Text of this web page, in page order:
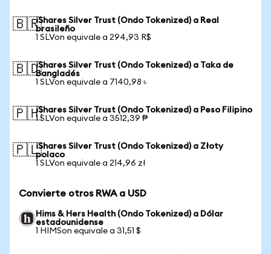
🇧🇷iShares Silver Trust (Ondo Tokenized) a Real
brasileño
1 SLVon equivale a 294,93 R$
🇧🇩iShares Silver Trust (Ondo Tokenized) a Taka de
Bangladés
1 SLVon equivale a 7140,98 ৳
🇵🇭iShares Silver Trust (Ondo Tokenized) a Peso Filipino
1 SLVon equivale a 3512,39 ₱
🇵🇱iShares Silver Trust (Ondo Tokenized) a Złoty
polaco
1 SLVon equivale a 214,96 zł
Convierte otros RWA a USD
Hims & Hers Health (Ondo Tokenized) a Dólar
estadounidense
1 HIMSon equivale a 31,51 $